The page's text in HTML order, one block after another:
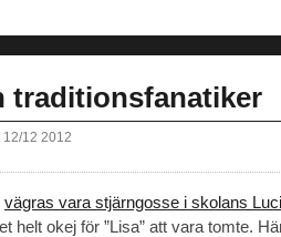
traditionsfanatiker
12/12 2012
vägras vara stjärngosse i skolans
helt okej för ”Lisa” att vara tomte.